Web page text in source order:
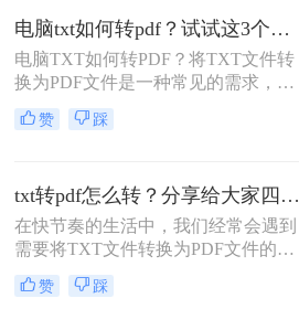
PDF格式进行阅读。那么，电脑上文
本TXT转PDF怎么转呢？这里为大家
提供几种常用的方法，无论你是电脑
小白还是高手，都能轻松操作！
电脑txt如何转pdf？试试这3个方法！
电脑TXT如何转PDF？将TXT文件转
换为PDF文件是一种常见的需求，尤
其在处理电子文档时。虽然TXT是一
种简单的文本文件格式，而PDF则是
将TXT文件转换为PDF文件方法。
赞 踩
txt转pdf怎么转？分享给大家四个方法!
在快节奏的生活中，我们经常会遇到
需要将TXT文件转换为PDF文件的情
况。无论是为了方便阅读、保护文件
内容，还是为了分享给他人，将TXT
赞 踩